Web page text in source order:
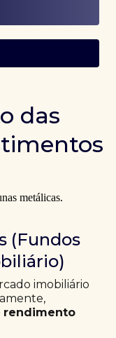
das
(Fundos
imobiliário
rendimento